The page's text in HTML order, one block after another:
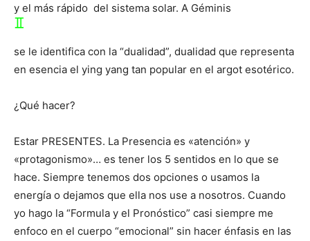
y el más rápido del sistema solar. A Géminis
se le identifica con la “dualidad”, dualidad que representa
en esencia el ying yang tan popular en el argot esotérico.
¿Qué hacer?
Estar PRESENTES. La Presencia es «atención» y
«protagonismo»… es tener los 5 sentidos en lo que se
hace. Siempre tenemos dos opciones o usamos la
energía o dejamos que ella nos use a nosotros. Cuando
yo hago la “Formula y el Pronóstico” casi siempre me
enfoco en el cuerpo “emocional” sin hacer énfasis en las